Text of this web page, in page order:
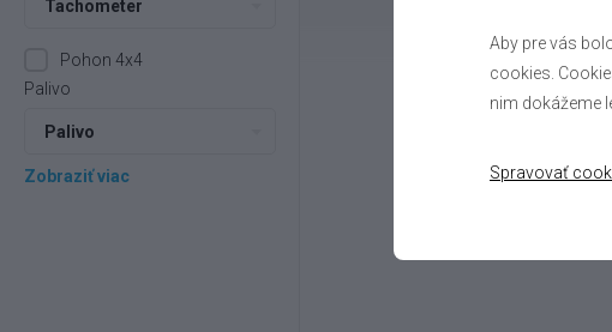
Tachometer
Pohon 4x4
Palivo
Palivo
Zobraziť viac
Aby pre vás
cookies.
nim dokážeme
Spravovať